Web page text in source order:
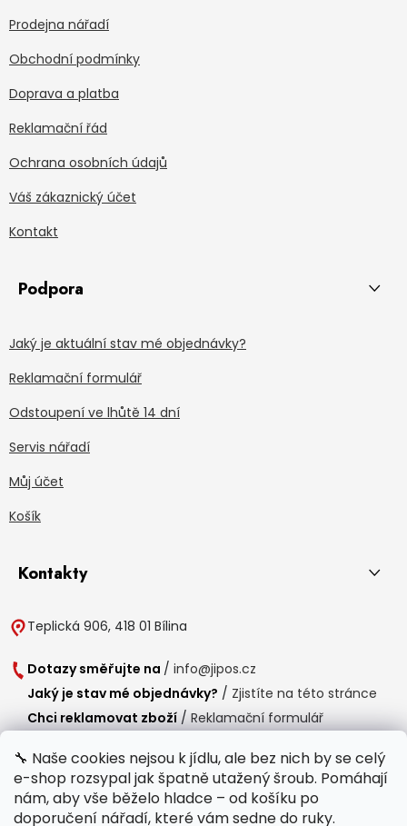
🔧 Naše cookies nejsou k jídlu, ale bez nich by se celý
e-shop rozsypal jak špatně utažený šroub. Pomáhají
nám, aby vše běželo hladce – od košíku po
doporučení nářadí, které vám sedne do ruky.
Prodejna nářadí
Obchodní podmínky
Doprava a platba
Reklamační řád
Ochrana osobních údajů
Váš zákaznický účet
Kontakt
Podpora
Jaký je aktuální stav mé objednávky?
Reklamační formulář
Odstoupení ve lhůtě 14 dní
Servis nářadí
Můj účet
Košík
Kontakty
Teplická 906, 418 01 Bílina
Dotazy směřujte na / info@jipos.cz
Jaký je stav mé objednávky? / Zjistíte na této stránce
Chci reklamovat zboží / Reklamační formulář
Provozní doba
Po-Čt / 8:00 - 15:00